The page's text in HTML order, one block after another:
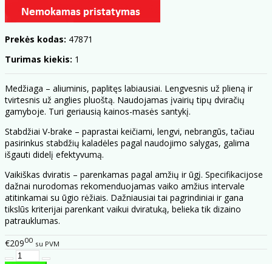
Prekės kodas: 47871
Turimas kiekis: 1
Medžiaga – aliuminis, paplitęs labiausiai. Lengvesnis už plieną ir
tvirtesnis už anglies pluoštą. Naudojamas įvairių tipų dviračių
gamyboje. Turi geriausią kainos-masės santykį.
Stabdžiai V-brake – paprastai keičiami, lengvi, nebrangūs, tačiau
pasirinkus stabdžių kaladėles pagal naudojimo salygas, galima
išgauti didelį efektyvumą.
Vaikiškas dviratis – parenkamas pagal amžių ir ūgį. Specifikacijose
dažnai nurodomas rekomenduojamas vaiko amžius intervale
atitinkamai su ūgio rėžiais. Dažniausiai tai pagrindiniai ir gana
tikslūs kriterijai parenkant vaikui dviratuką, belieka tik dizaino
patrauklumas.
€20900 su PVM